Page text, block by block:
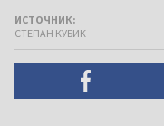
ИСТОЧНИК:
СТЕПАН КУБИК